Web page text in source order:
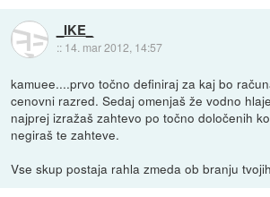
_IKE_
:: 14. mar 2012, 14:57
kamuee....prvo točno definiraj za kaj bo
cenovni razred. Sedaj omenjaš že vodno
najprej izražaš zahtevo po točno določenih
negiraš te zahteve.
Vse skup postaja rahla zmeda ob branju